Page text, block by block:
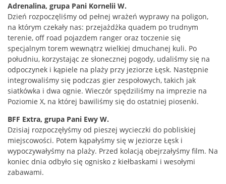
Adrenalina, grupa Pani Kornelii W.
Dzień rozpoczęliśmy od pełnej wrażeń wyprawy na poligon,
na którym czekały nas: przejażdżka quadem po trudnym
terenie, off road pojazdem ranger oraz toczenie się
specjalnym torem wewnątrz wielkiej dmuchanej kuli. Po
południu, korzystając ze słonecznej pogody, udaliśmy się na
odpoczynek i kąpiele na plaży przy jeziorze Łęsk. Następnie
integrowaliśmy się podczas gier zespołowych, takich jak
siatkówka i dwa ognie. Wieczór spędziliśmy na imprezie na
Poziomie X, na której bawiliśmy się do ostatniej piosenki.
BFF Extra, grupa Pani Ewy W.
Dzisiaj rozpoczęłyśmy od pieszej wycieczki do pobliskiej
miejscowości. Potem kąpałyśmy się w jeziorze Łęsk i
wypoczywałyśmy na plaży. Przed kolacją obejrzałyśmy film. Na
koniec dnia odbyło się ognisko z kiełbaskami i wesołymi
zabawami.